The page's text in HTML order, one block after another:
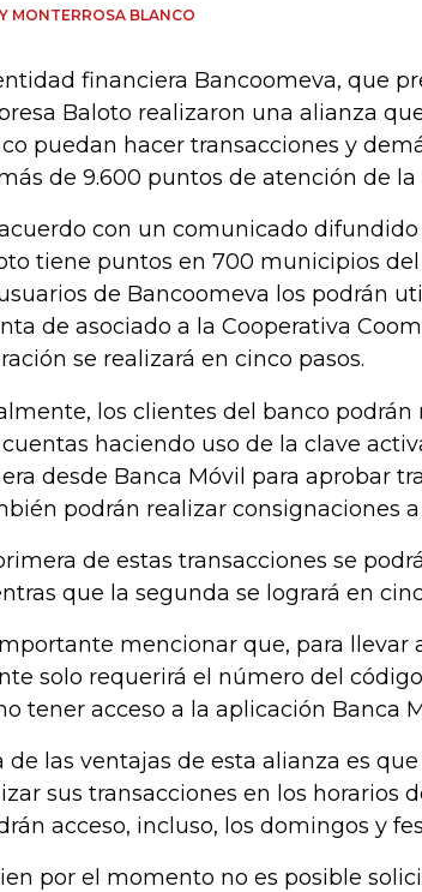
MONTERROSA BLANCO
financiera Bancoomeva, que
Baloto realizaron una alianza
puedan hacer transacciones y
de 9.600 puntos de atención de
con un comunicado
tiene puntos en 700 municipios
de Bancoomeva los podrán
de asociado a la Cooperativa
se realizará en cinco pasos.
los clientes del banco
haciendo uso de la clave
desde Banca Móvil para aprobar
podrán realizar consignaciones
de estas transacciones se
que la segunda se logrará en
mencionar que, para llevar
solo requerirá el número del
tener acceso a la aplicación Banca
de las ventajas de esta alianza es
sus transacciones en los horarios
acceso, incluso, los domingos y
por el momento no es posible